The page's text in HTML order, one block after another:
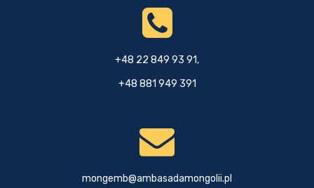
+48 22 849 93 91,
+48 881 949 391
mongemb@ambasadamongolii.pl